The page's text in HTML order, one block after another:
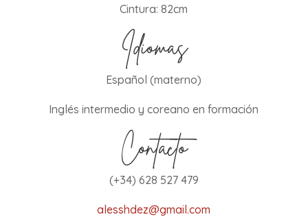
Cintura: 82cm
Idiomas
Español (materno)
Inglés intermedio y coreano en formación
Contacto
(+34) 628 527 479
alesshdez@gmail.com